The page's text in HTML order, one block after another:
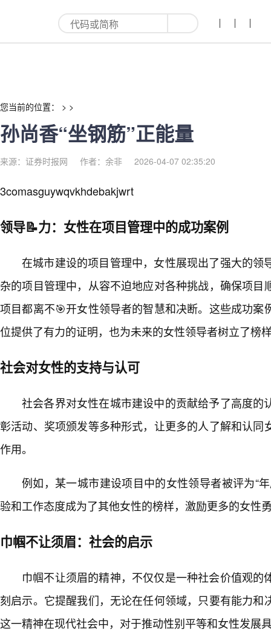
孙尚香“坐钢筋”正能量-红利来
您当前的位置： > >
孙尚香“坐钢筋”正能量
来源：证券时报网 作者：余非 2026-04-07 02:35:20
3comasguywqvkhdebakjwrt
领导📝力：女性在项目管理中的成功案例
在城市建设的项目管理中，女性展现出了强大的领
杂的项目管理中，从容不迫地应对各种挑战，确保项目
项目都离不🎯开女性领导者的智慧和决断。这些成功案
位提供了有力的证明，也为未来的女性领导者树立了榜
社会对女性的支持与认可
社会各界对女性在城市建设中的贡献给予了高度的
彰活动、奖项颁发等多种形式，让更多的人了解和认同
作用。
例如，某一城市建设项目中的女性领导者被评为“
验和工作态度成为了其他女性的榜样，激励更多的女性
巾帼不让须眉：社会的启示
巾帼不让须眉的精神，不仅仅是一种社会价值观的
刻启示。它提醒我们，无论在任何领域，只要有能力和
这一精神在现代社会中，对于推动性别平等和女性发展